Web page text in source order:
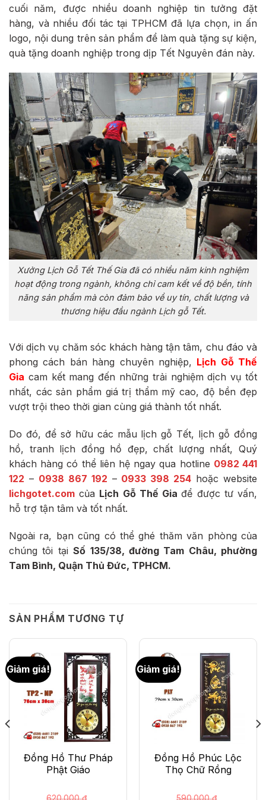
cuối năm, được nhiều doanh nghiệp tin tưởng đặt
hàng, và nhiều đối tác tại TPHCM đã lựa chọn, in ấn
logo, nội dung trên sản phẩm để làm quà tặng sự kiện,
quà tặng doanh nghiệp trong dịp Tết Nguyên đán này.
Xưởng Lịch Gỗ Tết Thế Gia đã có nhiều năm kinh nghiệm
hoạt động trong ngành, không chỉ cam kết về độ bền, tính
năng sản phẩm mà còn đảm bảo về uy tín, chất lượng và
thương hiệu đầu ngành Lịch gỗ Tết.
Với dịch vụ chăm sóc khách hàng tận tâm, chu đáo và
phong cách bán hàng chuyên nghiệp, Lịch Gỗ Thế
Gia cam kết mang đến những trải nghiệm dịch vụ tốt
nhất, các sản phẩm giá trị thẩm mỹ cao, độ bền đẹp
vượt trội theo thời gian cùng giá thành tốt nhất.
Do đó, để sở hữu các mẫu lịch gỗ Tết, lịch gỗ đồng
hồ, tranh lịch đồng hồ đẹp, chất lượng nhất, Quý
khách hàng có thể liên hệ ngay qua hotline 0982 441
122 – 0938 867 192 – 0933 398 254 hoặc website
lichgotet.com của Lịch Gỗ Thế Giađể được tư vấn,
hỗ trợ tận tâm và tốt nhất.
Ngoài ra, bạn cũng có thể ghé thăm văn phòng của
chúng tôi tạiSố 135/38, đường Tam Châu, phường
Tam Bình, Quận Thủ Đức, TPHCM.
SẢN PHẨM TƯƠNG TỰ
Giảm giá!
Đồng Hồ Thư Pháp
Phật Giáo
620.000₫
Giảm giá!
Đồng Hồ Phúc Lộc
Thọ Chữ Rồng
590.000₫